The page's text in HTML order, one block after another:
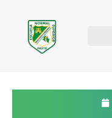
contenido